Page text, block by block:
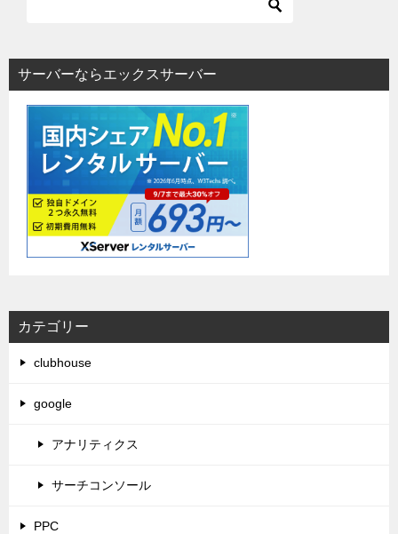
サーバーならエックスサーバー
カテゴリー
clubhouse
google
アナリティクス
サーチコンソール
PPC